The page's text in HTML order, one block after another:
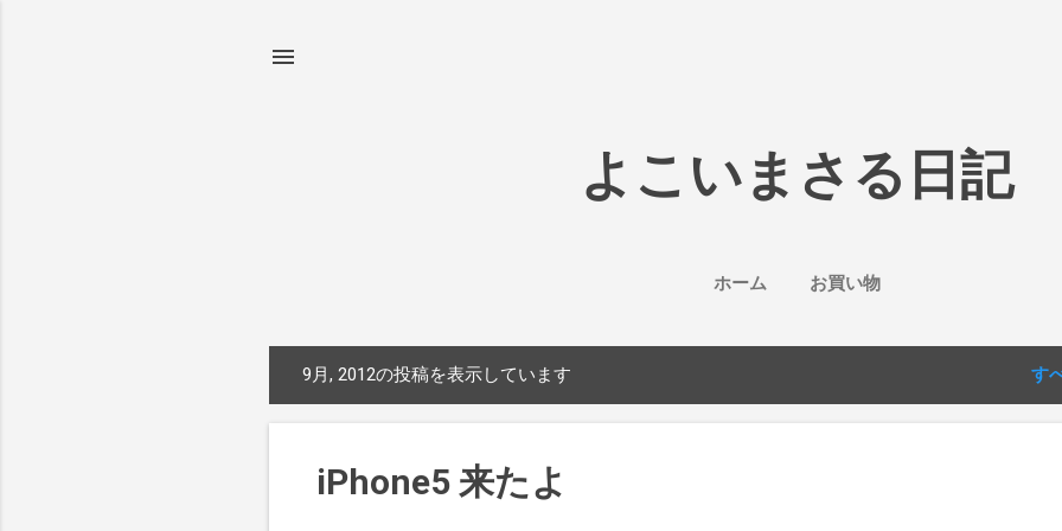
よこいまさる日記
ホーム お買い物
稿
9月, 2012の投稿を表示しています す
iPhone5 来たよ